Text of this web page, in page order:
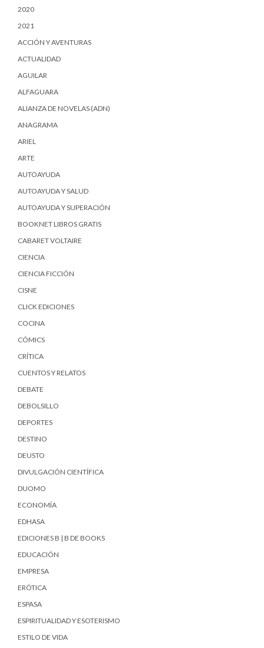
2020
2021
ACCIÓN Y AVENTURAS
ACTUALIDAD
AGUILAR
ALFAGUARA
ALIANZA DE NOVELAS (ADN)
ANAGRAMA
ARIEL
ARTE
AUTOAYUDA
AUTOAYUDA Y SALUD
AUTOAYUDA Y SUPERACIÓN
BOOKNET LIBROS GRATIS
CABARET VOLTAIRE
CIENCIA
CIENCIA FICCIÓN
CISNE
CLICK EDICIONES
COCINA
CÓMICS
CRÍTICA
CUENTOS Y RELATOS
DEBATE
DEBOLSILLO
DEPORTES
DESTINO
DEUSTO
DIVULGACIÓN CIENTÍFICA
DUOMO
ECONOMÍA
EDHASA
EDICIONES B | B DE BOOKS
EDUCACIÓN
EMPRESA
ERÓTICA
ESPASA
ESPIRITUALIDAD Y ESOTERISMO
ESTILO DE VIDA